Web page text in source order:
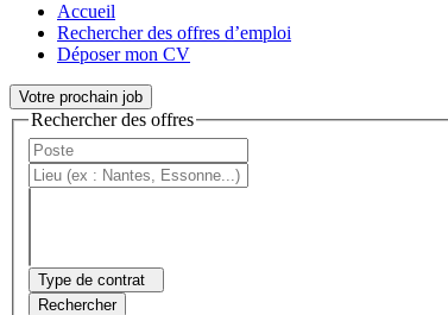
Accueil
Rechercher des offres d’emploi
Déposer mon CV
Votre prochain job
Rechercher des offres
Type de contrat
Rechercher